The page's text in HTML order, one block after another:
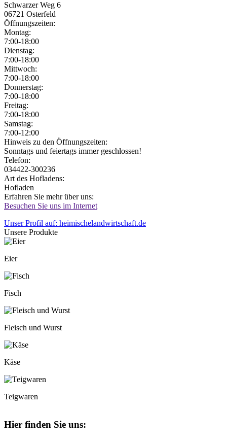
Schwarzer Weg 6
06721 Osterfeld
Öffnungszeiten:
Montag:
7:00-18:00
Dienstag:
7:00-18:00
Mittwoch:
7:00-18:00
Donnerstag:
7:00-18:00
Freitag:
7:00-18:00
Samstag:
7:00-12:00
Jetzt geöffnet!
Jetzt geschlossen!
Hinweis zu den Öffnungszeiten:
Sonntags und feiertags immer geschlossen!
Telefon:
034422-300236
Art des Hofladens:
Hofladen
Erfahren Sie mehr über uns:
Besuchen Sie uns im Internet
Unser Profil auf: heimischelandwirtschaft.de
Unsere Produkte
Eier
Fisch
Fleisch und Wurst
Käse
Teigwaren
Hier finden Sie uns: